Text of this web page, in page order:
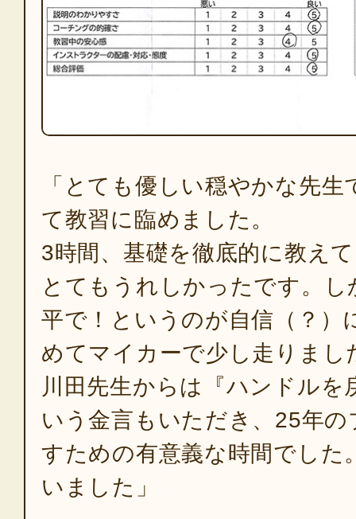
「とても優しい穏やかな先
て教習に臨めました。
3時間、基礎を徹底的に教え
とてもうれしかったです。し
平で！というのが自信（？）
めてマイカーで少し走りまし
川田先生からは『ハンドルを
いう金言もいただき、25年
すための有意義な時間でした
いました」